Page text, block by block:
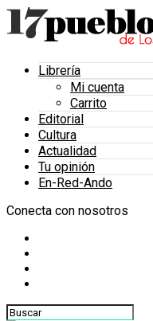
Librería
Mi cuenta
Carrito
Editorial
Cultura
Actualidad
Tu opinión
En-Red-Ando
Conecta con nosotros